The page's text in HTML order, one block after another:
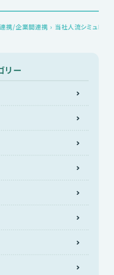
携/企業間連携 › 当社人流シミュレ
リー